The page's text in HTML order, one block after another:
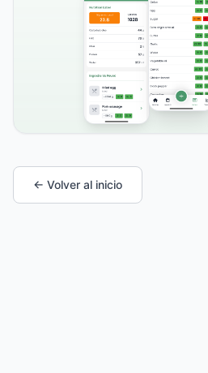
← Volver al inicio